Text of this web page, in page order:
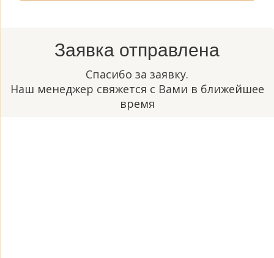
Заявка отправлена
Спасибо за заявку.
Наш менеджер свяжется с Вами в ближейшее
время